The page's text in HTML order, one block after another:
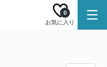
お気に入り
0